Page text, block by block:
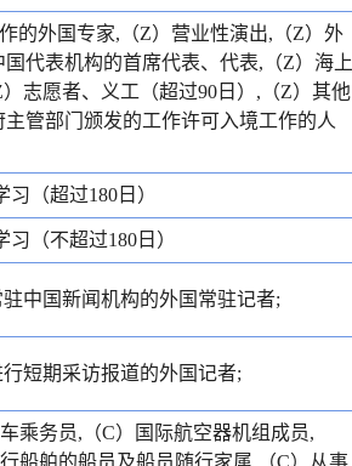
作的外国专家,（Z）营业性演出,（Z）外
国代表机构的首席代表、代表,（Z）海上
志愿者、义工（超过90日）,（Z）其他
管部门颁发的工作许可入境工作的人
习（超过180日）
习（不超过180日）
驻中国新闻机构的外国常驻记者;
行短期采访报道的外国记者;
车乘务员,（C）国际航空器机组成员,
行船舶的船员及船员随行家属,（C）从事